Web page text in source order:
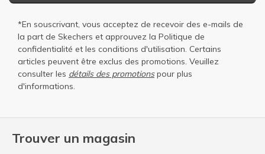
Trouver un magasin
*En souscrivant, vous acceptez de recevoir des e-mails de
la part de Skechers et approuvez la Politique de
confidentialité et les conditions d'utilisation. Certains
articles peuvent être exclus des promotions. Veuillez
consulter les détails des promotionspour plus
d'informations.